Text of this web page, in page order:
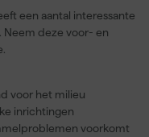
een aantal interessante
Neem deze voor- en
voor het milieu
inrichtingen
voorkomt